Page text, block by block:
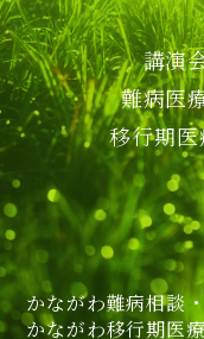
講演
難病医
移行期
かながわ難病相談
かながわ移行期医